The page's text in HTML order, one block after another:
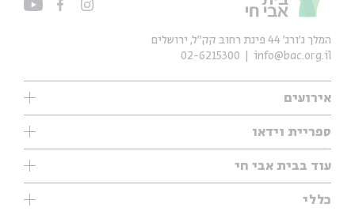
אירועים
עיון
אנגלית
נוער
ספריית וידאו
ילדים
מוזיקה
עיון
עוד בבית אבי חי
תערוכות
מיוחדים
כללי
המלך ג'ורג' 44 פינת רחוב קק״ל, ירושלים
info@bac.org.il
02-6215300